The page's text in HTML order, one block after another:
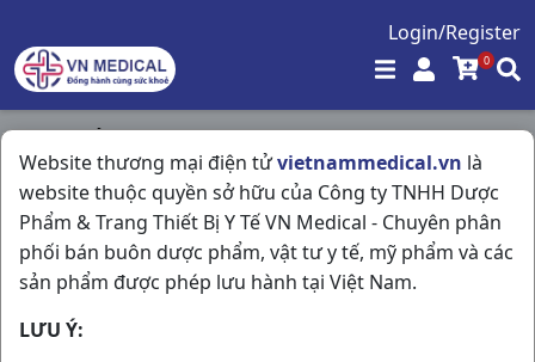
Login/Register
0
Website thương mại điện tửvietnammedical.vn là
website thuộc quyền sở hữu của Công ty TNHH Dược
Phẩm & Trang Thiết Bị Y Tế VN Medical - Chuyên phân
phối bán buôn dược phẩm, vật tư y tế, mỹ phẩm và các
sản phẩm được phép lưu hành tại Việt Nam.
LƯU Ý:
Trang chủ / Kháng Viêm - Kháng Histamin /
Telfast Kids 30mg H10v Sanofi